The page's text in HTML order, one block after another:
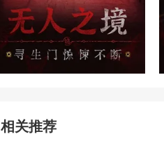
相关推荐